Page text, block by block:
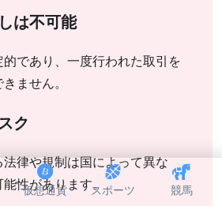
仮想通貨 スポーツ 競馬
は不可能
であり、一度行われた取引を
ません。
ク
律や規制は国によって異な
性があります。